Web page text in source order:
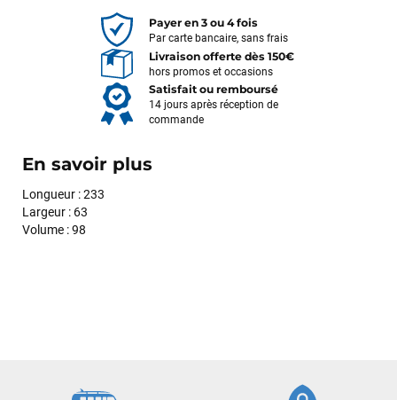
Payer en 3 ou 4 fois
Par carte bancaire, sans frais
Livraison offerte dès 150€
hors promos et occasions
Satisfait ou remboursé
14 jours après réception de
commande
En savoir plus
Longueur : 233
Largeur : 63
Volume : 98
avec moi les caractéristiques des équipements, me conseiller